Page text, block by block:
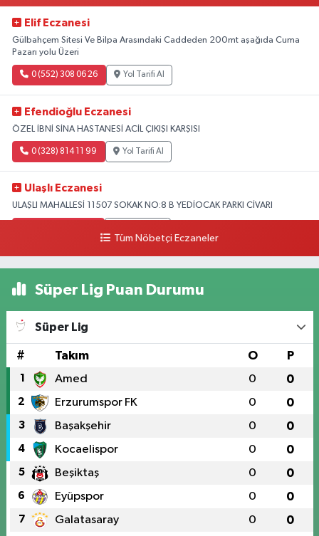
Elif Eczanesi
Gülbahçem Sitesi Ve Bilpa Arasındaki Caddeden 200mt aşağıda Cuma
Pazarı yolu Üzeri
0 (552) 308 06 26 Yol Tarifi Al
Efendioğlu Eczanesi
ÖZEL İBNİ SİNA HASTANESİ ACİL ÇIKIŞI KARŞISI
0 (328) 814 11 99 Yol Tarifi Al
Ulaşlı Eczanesi
ULAŞLI MAHALLESİ 11507 SOKAK NO:8 B YEDİOCAK PARKI CİVARI
Tüm Nöbetçi Eczaneler
Süper Lig Puan Durumu
Süper Lig
# Takım O P
1 Amed 0 0
2 Erzurumspor FK 0 0
3 Başakşehir 0 0
4 Kocaelispor 0 0
5 Beşiktaş 0 0
6 Eyüpspor 0 0
7 Galatasaray 0 0